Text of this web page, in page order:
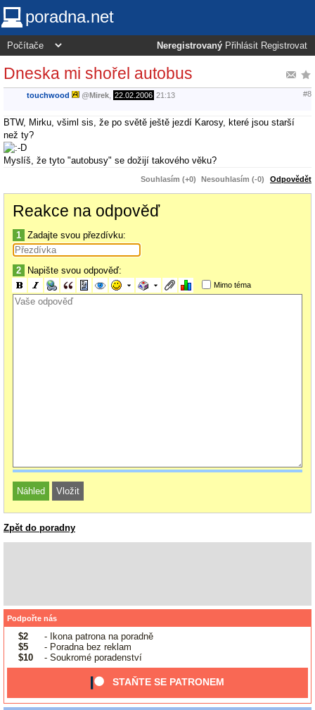
poradna.net
Neregistrovaný Přihlásit Registrovat
Dneska mi shořel autobus
touchwood @Mirek 22.02.2006 21:13 #8
BTW, Mirku, všiml sis, že po světě ještě jezdí Karosy, které jsou starší
než ty?
Myslíš, že tyto "autobusy" se dožijí takového věku?
Souhlasím (+0) Nesouhlasím (-0) Odpovědět
Reakce na odpověď
1 Zadajte svou přezdívku:
2 Napište svou odpověď:
Mimo téma
Zpět do poradny
Podpořte nás
$2
- Ikona patrona na poradně
$5
- Poradna bez reklam
$10
- Soukromé poradenství
STAŇTE SE PATRONEM